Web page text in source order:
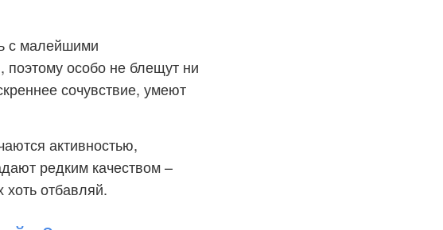
с малейшими
особо не блещут ни
сочувствие, умеют
активностью,
редким качеством –
отбавляй.